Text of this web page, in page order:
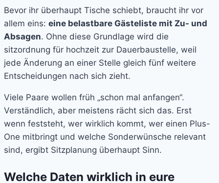
Bevor ihr überhaupt Tische schiebt, braucht ihr vor
allem eins: eine belastbare Gästeliste mit Zu- und
Absagen. Ohne diese Grundlage wird die
sitzordnung für hochzeit zur Dauerbaustelle, weil
jede Änderung an einer Stelle gleich fünf weitere
Entscheidungen nach sich zieht.
Viele Paare wollen früh „schon mal anfangen“.
Verständlich, aber meistens rächt sich das. Erst
wenn feststeht, wer wirklich kommt, wer einen Plus-
One mitbringt und welche Sonderwünsche relevant
sind, ergibt Sitzplanung überhaupt Sinn.
Welche Daten wirklich in eure